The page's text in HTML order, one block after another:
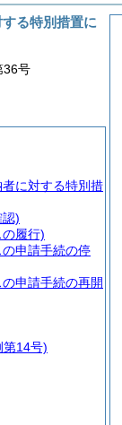
る特別措置に
号
に対する特別措
)
履行)
申請手続の停
申請手続の再開
第14号)